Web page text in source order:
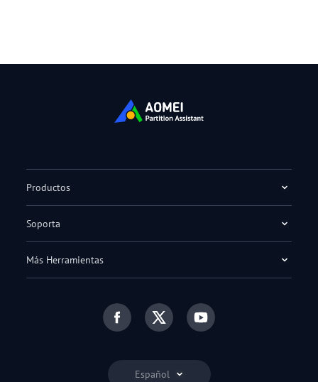
Español
Productos
Soporta
Más Herramientas